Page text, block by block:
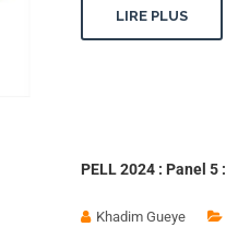
LIRE PLUS
PELL 2024 : Panel
Khadim Gueye